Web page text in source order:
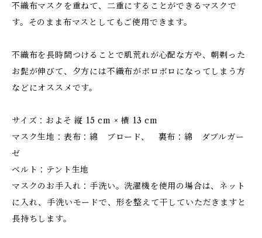
不織布マスクを重ねて、二重にすることができるマスクで
す。そのまま布マスとしてもご使用できます。
不織布を長時間つけることで肌荒れが心配な方や、朝剃った
お髭が伸びて、夕方には不織布がボロボロになってしまう方
などにオススメです。
サイズ：およそ 縦 15 cm × 横 13 cm
マスク生地：表布：綿 ブロード、 裏布：綿 ダブルガー
ゼ
ベルト：テント生地
マスクのお手入れ：手洗い。洗濯機を使用の場合は、ネット
に入れ、手洗いモードで、形を整えて干していただきますと
長持ちします。